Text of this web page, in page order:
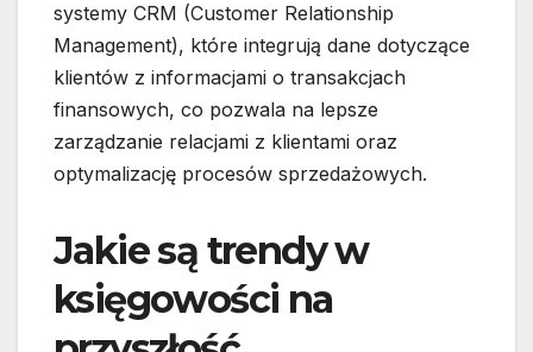
systemy CRM (Customer Relationship
Management), które integrują dane dotyczące
klientów z informacjami o transakcjach
finansowych, co pozwala na lepsze
zarządzanie relacjami z klientami oraz
optymalizację procesów sprzedażowych.
Jakie są trendy w
księgowości na